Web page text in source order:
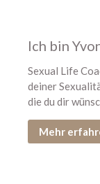
Ich bin
Sexual Life
deiner
die du dir
Mehr